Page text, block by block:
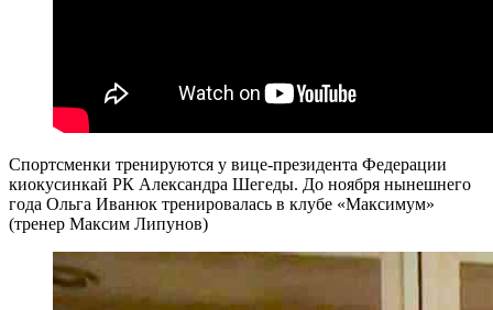
Спортсменки тренируются у вице-президента Федерации
киокусинкай РК Александра Шегеды. До ноября нынешнего
года Ольга Иванюк тренировалась в клубе «Максимум»
(тренер Максим Липунов)